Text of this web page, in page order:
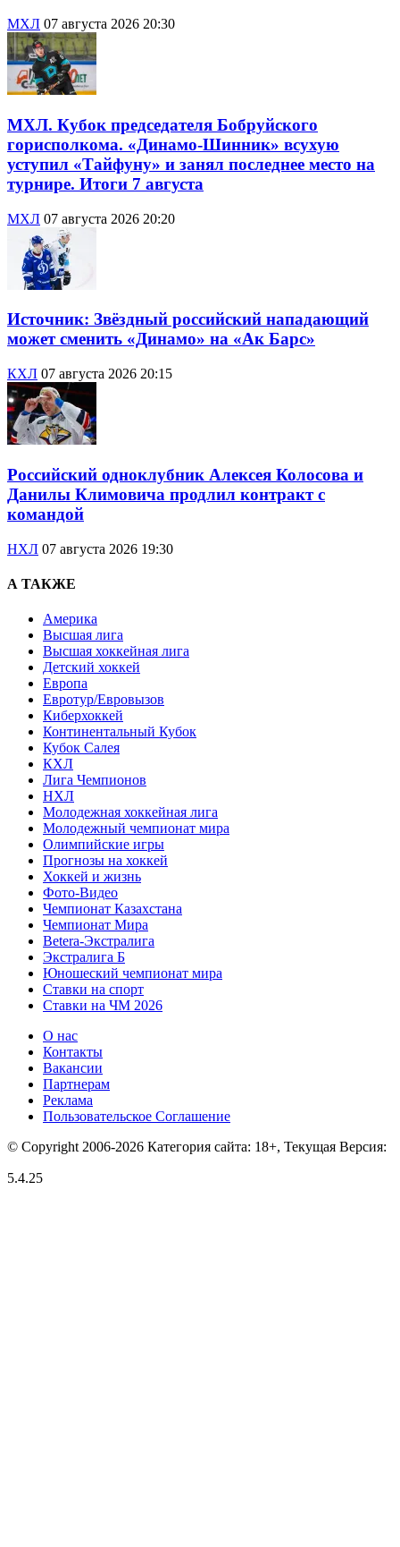
МХЛ 07 августа 2026 20:30
МХЛ. Кубок председателя Бобруйского
горисполкома. «Динамо-Шинник» всухую
уступил «Тайфуну» и занял последнее место на
турнире. Итоги 7 августа
МХЛ 07 августа 2026 20:20
Источник: Звёздный российский нападающий
может сменить «Динамо» на «Ак Барс»
КХЛ 07 августа 2026 20:15
Российский одноклубник Алексея Колосова и
Данилы Климовича продлил контракт с
командой
НХЛ 07 августа 2026 19:30
А ТАКЖЕ
Америка
Высшая лига
Высшая хоккейная лига
Детский хоккей
Европа
Евротур/Евровызов
Киберхоккей
Континентальный Кубок
Кубок Салея
КХЛ
Лига Чемпионов
НХЛ
Молодежная хоккейная лига
Молодежный чемпионат мира
Олимпийские игры
Прогнозы на хоккей
Хоккей и жизнь
Фото-Видео
Чемпионат Казахстана
Чемпионат Мира
Betera-Экстралига
Экстралига Б
Юношеский чемпионат мира
Ставки на спорт
Ставки на ЧМ 2026
О нас
Контакты
Вакансии
Партнерам
Реклама
Пользовательское Соглашение
© Copyright 2006-2026 Категория сайта: 18+, Текущая Версия:
5.4.25